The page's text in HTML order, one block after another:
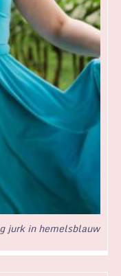
jurk in hemelsblauw